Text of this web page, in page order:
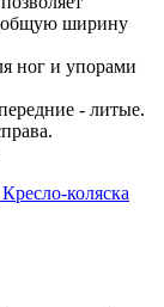
общую ширину
ног и упорами
- литые.
Кресло-коляска